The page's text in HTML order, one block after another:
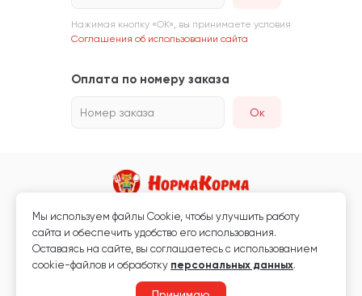
Нажимая кнопку «ОК», вы принимаете условия
Соглашения об использовании сайта
Оплата по номеру заказа
Номер заказа Ок
Магазин кормов для животных и ветаптека
Любая информация, размещённая на сайте, не является публичной
офертой.
Мы используем файлы Сookie, чтобы улучшить работу
сайта и обеспечить удобство его использования.
Оставаясь на сайте, вы соглашаетесь с использованием
cookie-файлов и обработку персональных данных.